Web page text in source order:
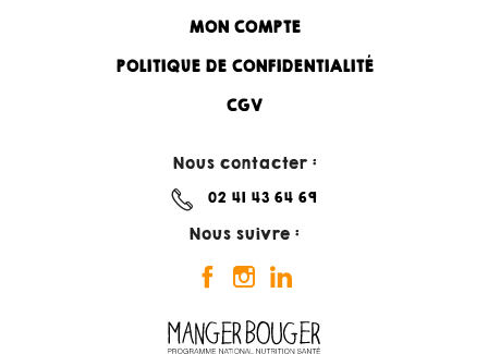
MON COMPTE
POLITIQUE DE CONFIDENTIALITÉ
CGV
Nous contacter :
02 41 43 64 69
Nous suivre :